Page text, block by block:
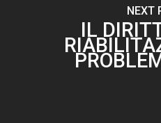
NEXT
IL